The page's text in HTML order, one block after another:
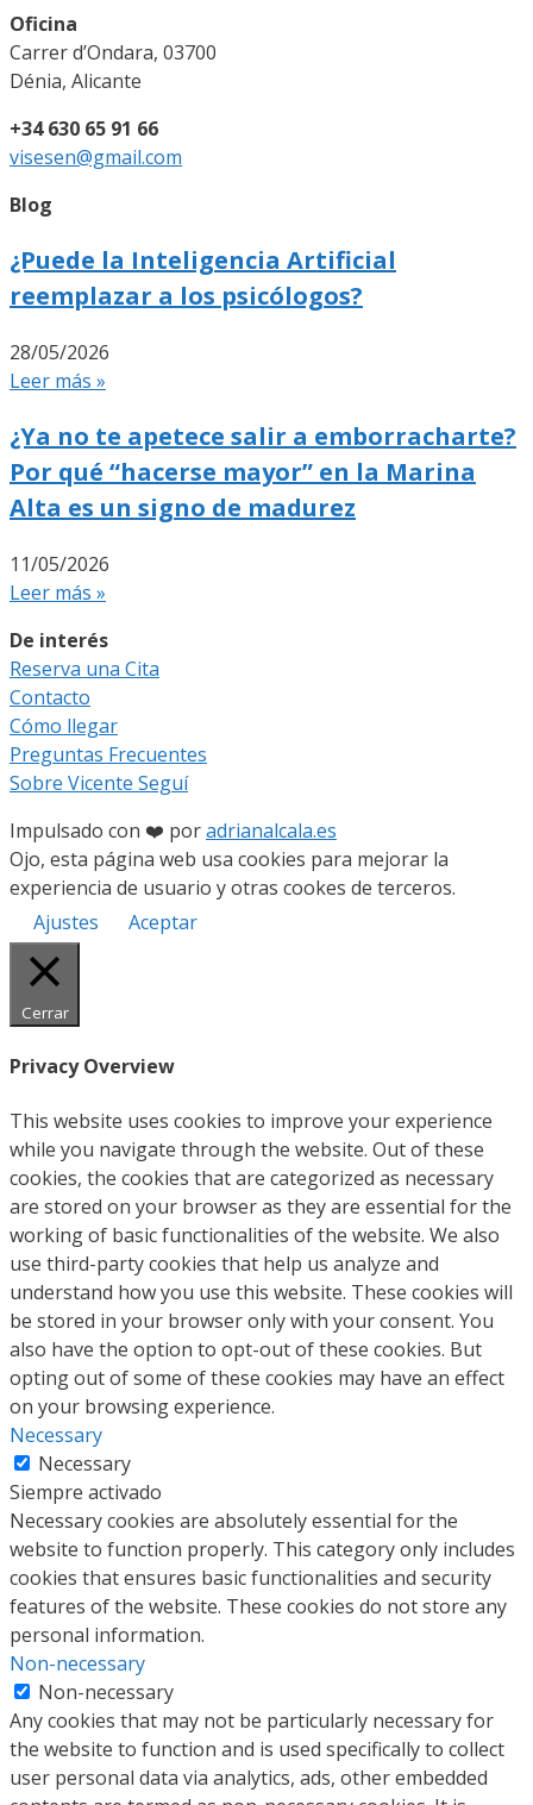
Oficina
Carrer d’Ondara, 03700
Dénia, Alicante
+34 630 65 91 66
visesen@gmail.com
Blog
¿Puede la Inteligencia Artificial
reemplazar a los psicólogos?
28/05/2026
Leer más »
¿Ya no te apetece salir a emborracharte?
Por qué “hacerse mayor” en la Marina
Alta es un signo de madurez
11/05/2026
Leer más »
De interés
Reserva una Cita
Contacto
Cómo llegar
Preguntas Frecuentes
Sobre Vicente Seguí
Impulsado con ❤️ poradrianalcala.es
Ojo, esta página web usa cookies para mejorar la
experiencia de usuario y otras cookes de terceros.
Ajustes
Aceptar
Cerrar
Privacy Overview
This website uses cookies to improve your experience
while you navigate through the website. Out of these
cookies, the cookies that are categorized as necessary
are stored on your browser as they are essential for the
working of basic functionalities of the website. We also
use third-party cookies that help us analyze and
understand how you use this website. These cookies will
be stored in your browser only with your consent. You
also have the option to opt-out of these cookies. But
opting out of some of these cookies may have an effect
on your browsing experience.
Necessary
Necessary
Siempre activado
Necessary cookies are absolutely essential for the
website to function properly. This category only includes
cookies that ensures basic functionalities and security
features of the website. These cookies do not store any
personal information.
Non-necessary
Non-necessary
Any cookies that may not be particularly necessary for
the website to function and is used specifically to collect
user personal data via analytics, ads, other embedded